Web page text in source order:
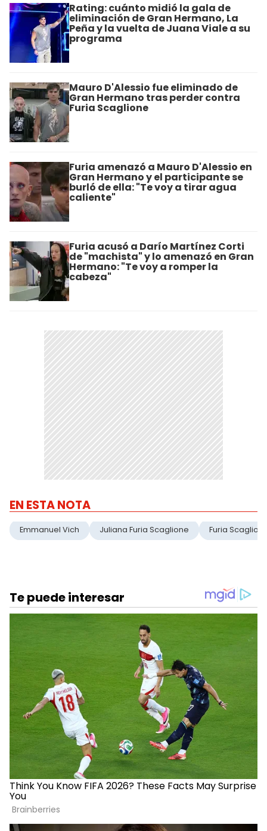
Rating: cuánto midió la gala de
eliminación de Gran Hermano, La
Peña y la vuelta de Juana Viale a su
programa
Mauro D'Alessio fue eliminado de
Gran Hermano tras perder contra
Furia Scaglione
Furia amenazó a Mauro D'Alessio en
Gran Hermano y el participante se
burló de ella: "Te voy a tirar agua
caliente"
Furia acusó a Darío Martínez Corti
de "machista" y lo amenazó en Gran
Hermano: "Te voy a romper la
cabeza"
EN ESTA NOTA
Emmanuel Vich Juliana Furia Scaglione Furia